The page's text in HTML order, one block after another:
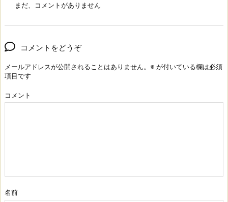
まだ、コメントがありません
コメントをどうぞ
メールアドレスが公開されることはありません。 ※ が付いている欄は必須
項目です
コメント
名前